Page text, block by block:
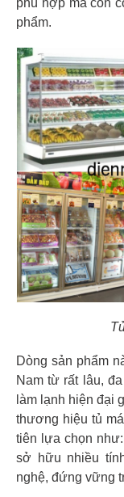
phù hợp mà còn
phẩm.
Dòng sản phẩm
Nam từ rất lâu,
làm lạnh hiện đại
thương hiệu tủ
tiên lựa chọn
sở hữu nhiều
nghệ, đứng vững